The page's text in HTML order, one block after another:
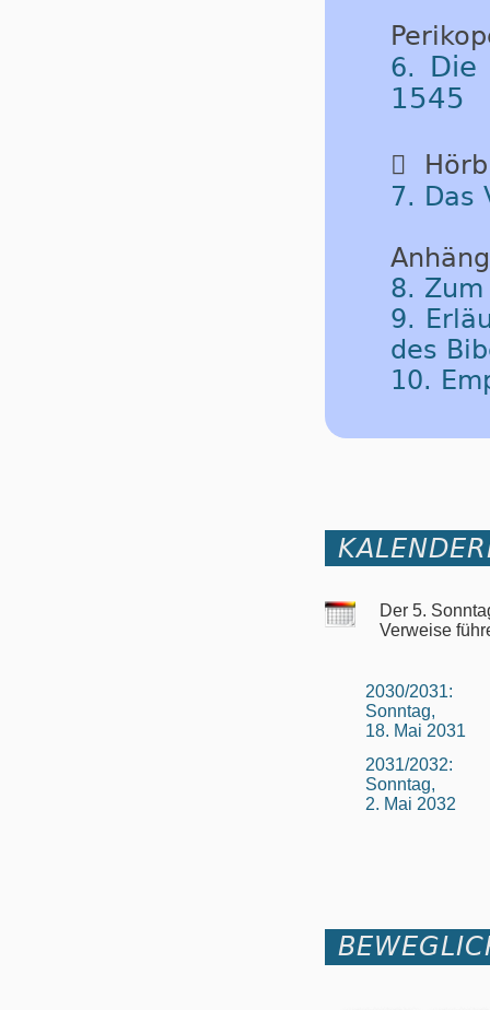
6. Die
1545

7. Das
8.
9.
des
10.
Der 5.
Verweise
2030/2031:
Sonntag,
18. Mai 2031
2031/2032:
Sonntag,
2. Mai 2032